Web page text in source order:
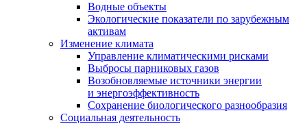
Водные объекты
Экологические показатели по зарубежным
активам
Изменение климата
Управление климатическими рисками
Выбросы парниковых газов
Возобновляемые источники энергии
и энергоэффективность
Сохранение биологического разнообразия
Социальная деятельность